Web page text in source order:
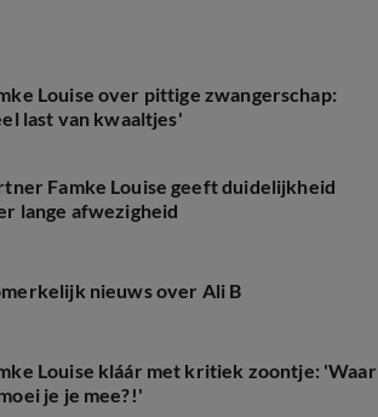
Louise over pittige zwangerschap:
last van kwaaltjes'
Famke Louise geeft duidelijkheid
lange afwezigheid
nieuws over Ali B
Louise kláár met kritiek zoontje: 'Waar
je je mee?!'